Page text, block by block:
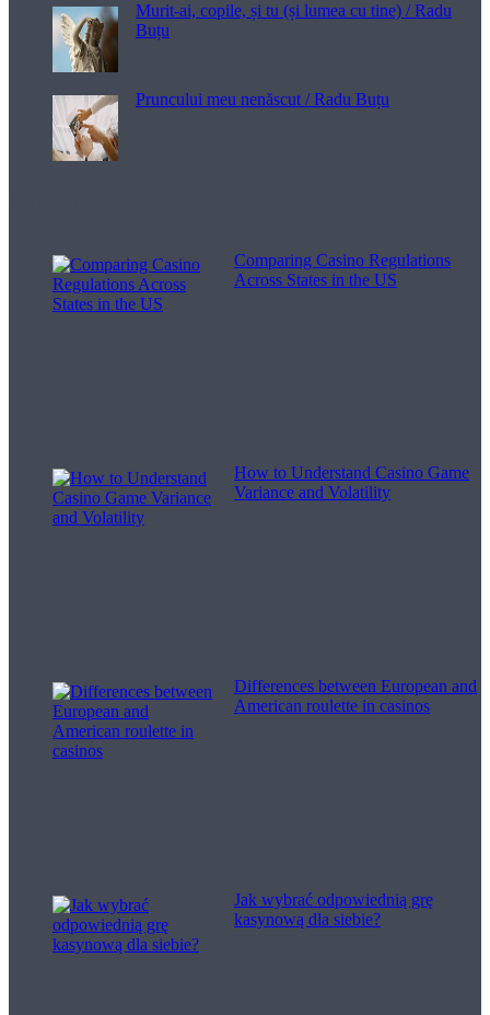
Murit-ai, copile, și tu (și lumea cu tine) / Radu
Buțu
Pruncului meu nenăscut / Radu Buțu
Comparing Casino Regulations
Across States in the US
How to Understand Casino Game
Variance and Volatility
Differences between European and
American roulette in casinos
Jak wybrać odpowiednią grę
kasynową dla siebie?